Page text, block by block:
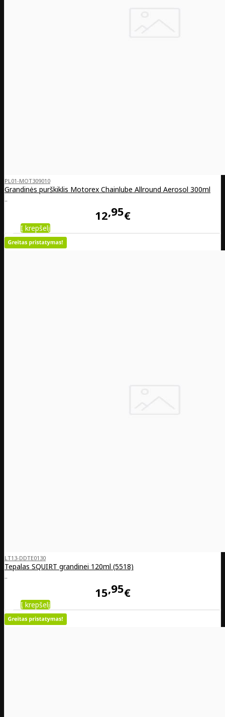
PL01-MOT309010
Grandinės purškiklis Motorex Chainlube Allround Aerosol 300ml
..
12 95€
Į krepšelį
LT13-DDTE0130
Tepalas SQUIRT grandinei 120ml (5518)
..
15 95€
Į krepšelį